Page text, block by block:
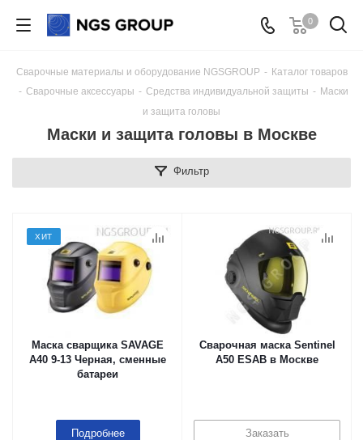
0
Сварочные материалы и оборудование NGSGROUP - Каталог товаров
- Сварочные аксессуары - Средства индивидуальной защиты - Маски
и защита головы
Маски и защита головы в Москве
Фильтр
ХИТ
Маска сварщика SAVAGE
A40 9-13 Черная, сменные
батареи
Подробнее
Сварочная маска Sentinel
A50 ESAB в Москве
Заказать